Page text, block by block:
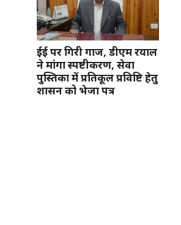
ईई पर गिरी गाज, डीएम रयाल
ने मांगा स्पष्टीकरण, सेवा
पुस्तिका में प्रतिकूल प्रविष्टि हेतु
शासन को भेजा पत्र